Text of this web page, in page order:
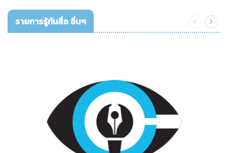
รายการรู้ทันสื่อ อื่นๆ